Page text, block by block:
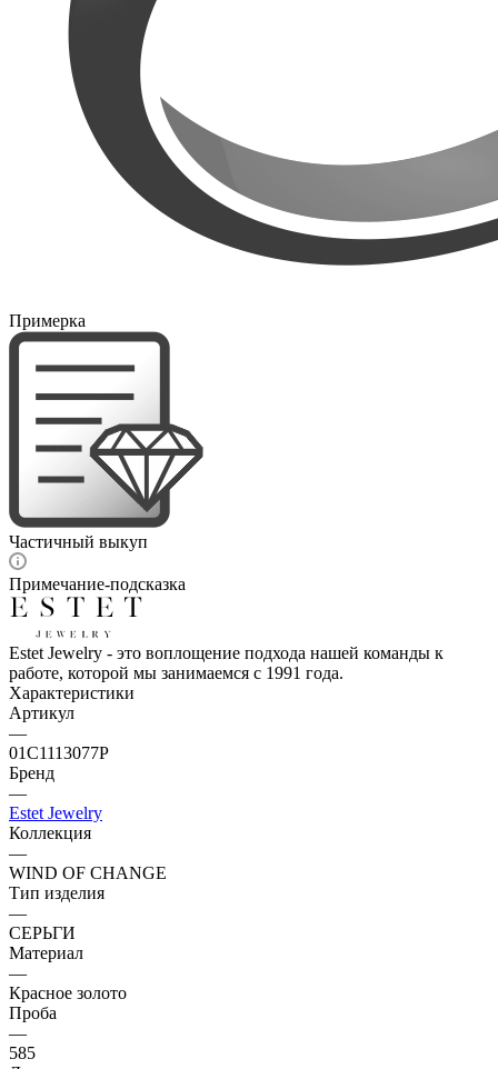
Примерка
Частичный выкуп
Примечание-подсказка
Estet Jewelry - это воплощение подхода нашей команды к
работе, которой мы занимаемся с 1991 года.
Характеристики
Артикул
—
01С1113077Р
Бренд
—
Estet Jewelry
Коллекция
—
WIND OF CHANGE
Тип изделия
—
СЕРЬГИ
Материал
—
Красное золото
Проба
—
585